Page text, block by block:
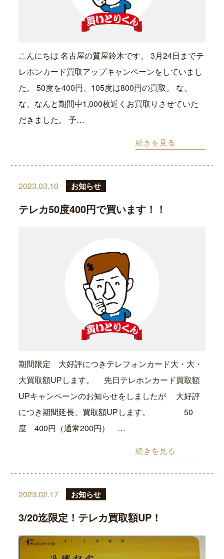
こんにちは 名古屋の質屋鈴木です。 3月24日までテ
レホンカード買取アップキャンペーンをしていまし
た。 50度を400円、105度は800円の買取。 な、
な、なんと期間中1,000枚近くお買取りさせていた
だきました。 予…
続きを見る
2023.03.10 お知らせ
テレカ50度400円で買います！！
期間限定 大好評につきテレフォンカード大・大・
大買取額UPします。 先日テレホンカード買取額
UPキャンペーンのお知らせをしましたが 大好評
につき期間延長、買取額UPします。 50
度 400円（通常200円） …
続きを見る
2023.02.17 お知らせ
3/20迄限定！テレカ買取額UP！